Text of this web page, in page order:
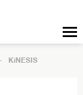
KiNESIS